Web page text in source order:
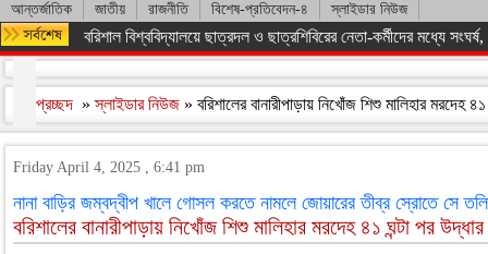
আন্তর্জাতিক জাতীয় রাজনীতি বিশেষ-প্রতিবেদন-৪ স্লাইডার নিউজ
অসংখ্য শহিদের রক্তের বিনিময়ে ফ্যাসিস্ট সরকারকে হটানো সম্ভব হয়েছে :
প্রচ্ছদ »স্লাইডার নিউজ » বরিশালের বানারীপাড়ায় নিখোঁজ শিশু মালিহার মরদেহ
Friday April 4, 2025 , 6:41 pm
নানা বাড়ির জম্বদ্বীপ খালে গোসল করতে নামলে জোয়ারের তীব্র স্রোতে সে
বরিশালের বানারীপাড়ায় নিখোঁজ শিশু মালিহার মরদেহ ৪১ ঘন্টা পর উদ্ধার